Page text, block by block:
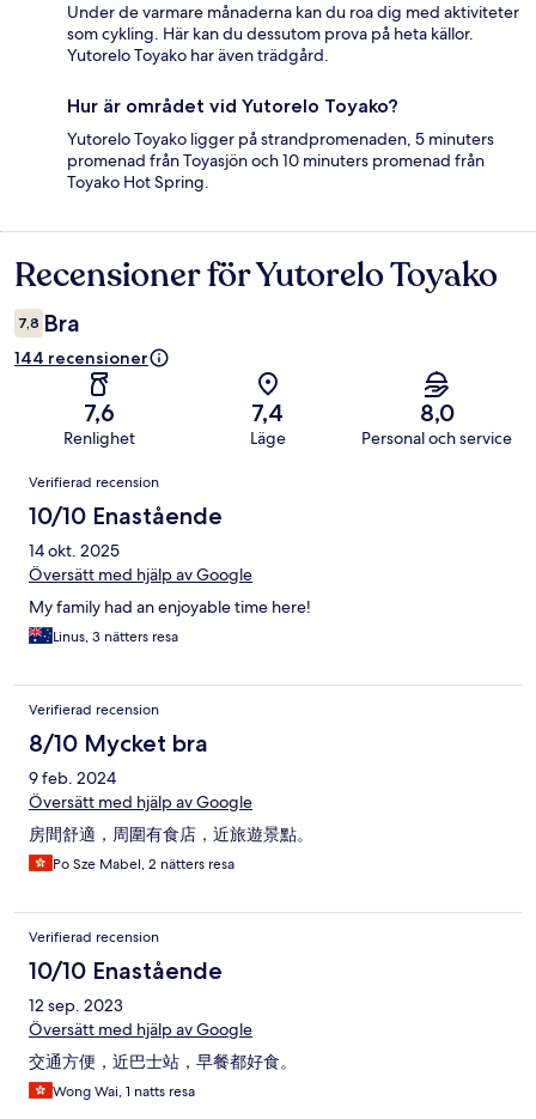
Under de varmare månaderna kan du roa dig med aktiviteter
som cykling. Här kan du dessutom prova på heta källor.
Yutorelo Toyako har även trädgård.
Hur är området vid Yutorelo Toyako?
Yutorelo Toyako ligger på strandpromenaden, 5 minuters
promenad från Toyasjön och 10 minuters promenad från
Toyako Hot Spring.
Recensioner
Recensioner för Yutorelo Toyako
7,8 Bra
144 recensioner
7,6
Renlighet
7,4
Läge
8,0
Personal och service
Recensioner
Verifierad recension
10/10 Enastående
14 okt. 2025
Översätt med hjälp av Google
My family had an enjoyable time here!
Linus, 3 nätters resa
Verifierad recension
8/10 Mycket bra
9 feb. 2024
Översätt med hjälp av Google
房間舒適，周圍有食店，近旅遊景點。
Po Sze Mabel, 2 nätters resa
Verifierad recension
10/10 Enastående
12 sep. 2023
Översätt med hjälp av Google
交通方便，近巴士站，早餐都好食。
Wong Wai, 1 natts resa